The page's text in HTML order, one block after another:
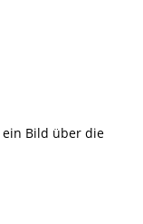
ein Bild über die